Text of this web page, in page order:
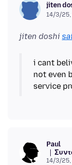
jiten
14/3/25,
jiten doshi
i cant
not even
Paul
14/3/25,